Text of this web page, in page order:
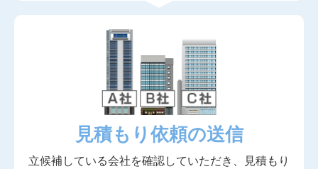
見積もり依頼の送信
立候補している会社を確認していただき、見積もり